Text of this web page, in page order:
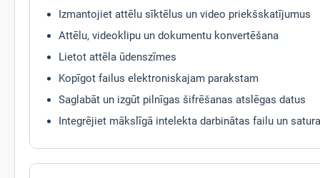
Izmantojiet attēlu sīktēlus un video priekšskatījumus
Attēlu, videoklipu un dokumentu konvertēšana
Lietot attēla ūdenszīmes
Kopīgot failus elektroniskajam parakstam
Saglabāt un izgūt pilnīgas šifrēšanas atslēgas datus
Integrējiet mākslīgā intelekta darbinātas failu un